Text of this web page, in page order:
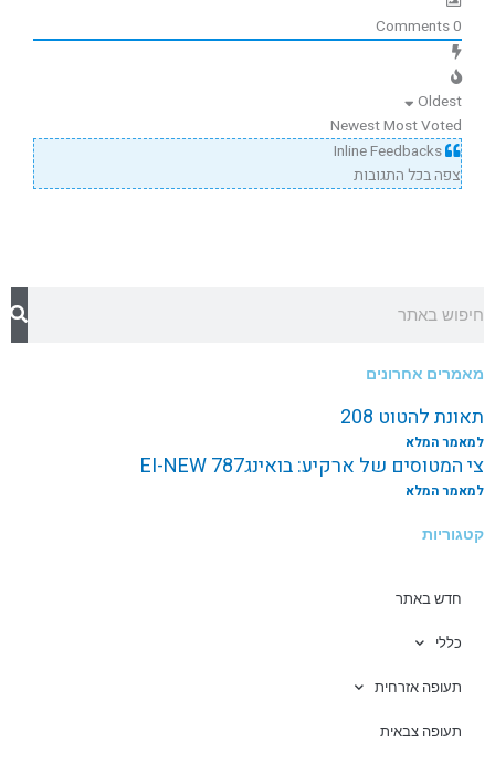
0
Oldest
NewestMost Voted
צפה בכל התגובות
מאמרים אחרונים
תאונת להטוט 208
למאמר המלא
צי המטוסים של ארקיע: בואינג787 EI-NEW
למאמר המלא
קטגוריות
חדש באתר
כללי
תעופה אזרחית
תעופה צבאית